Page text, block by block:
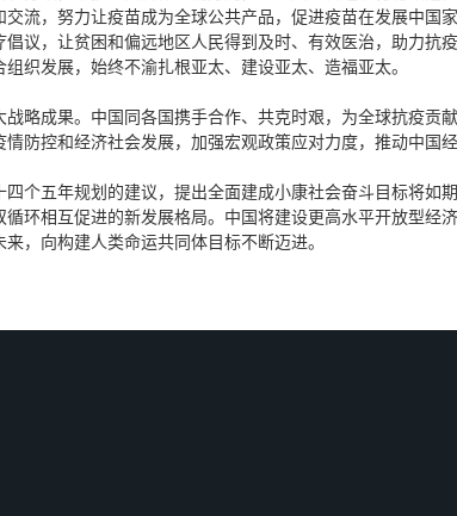
，努力让疫苗成为全球公共产品，促进疫苗在发展中国
议，让贫困和偏远地区人民得到及时、有效医治，助力抗疫
发展，始终不渝扎根亚太、建设亚太、造福亚太。
成果。中国同各国携手合作、共克时艰，为全球抗疫贡
防控和经济社会发展，加强宏观政策应对力度，推动中
五年规划的建议，提出全面建成小康社会奋斗目标将如
环相互促进的新发展格局。中国将建设更高水平开放型经
向构建人类命运共同体目标不断迈进。